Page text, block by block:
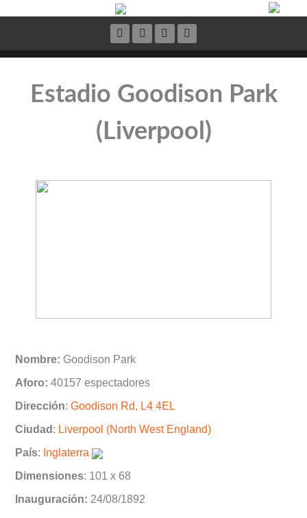
Estadio Goodison Park
(Liverpool)
Nombre: Goodison Park
Aforo: 40157 espectadores
Dirección: Goodison Rd, L4 4EL
Ciudad : Liverpool (North West England)
País: Inglaterra
Dimensiones: 101 x 68
Inauguración: 24/08/1892